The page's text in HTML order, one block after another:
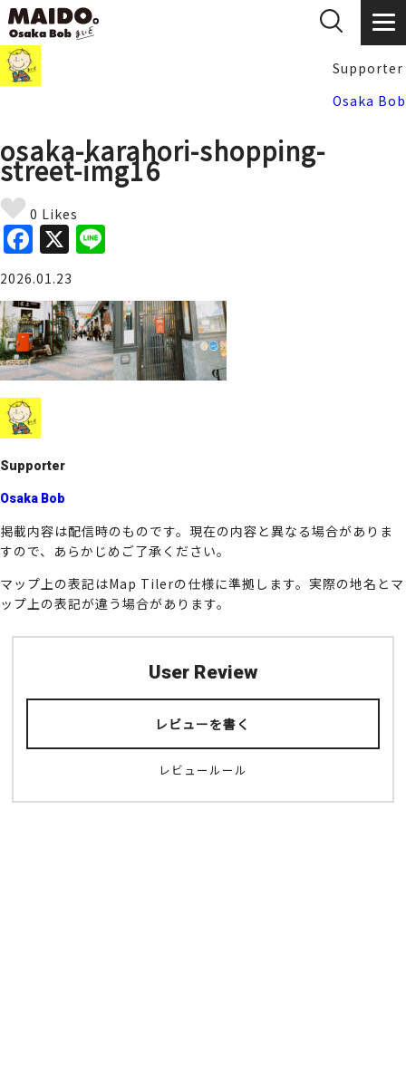
Supporter
Osaka Bob
osaka-karahori-shopping-
street-img16
0 Likes
F
a
c
e
b
o
o
k
X
e
2026.01.23
Supporter
Osaka Bob
掲載内容は配信時のものです。現在の内容と異なる場合がありま
すので、あらかじめご了承ください。
マップ上の表記はMap Tilerの仕様に準拠します。実際の地名とマ
ップ上の表記が違う場合があります。
User Review
レビューを書く
レビュールール